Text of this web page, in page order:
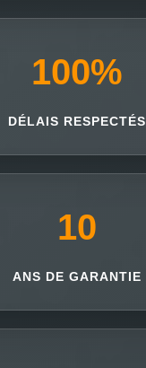
100%
DÉLAIS RESPECTÉS
10
ANS DE GARANTIE